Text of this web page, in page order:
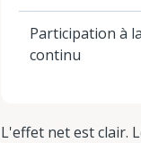
Participation à
continu
L'effet net est clair.